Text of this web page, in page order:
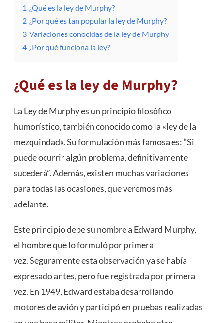
1 ¿Qué es la ley de Murphy?
2 ¿Por qué es tan popular la ley de Murphy?
3 Variaciones conocidas de la ley de Murphy
4 ¿Por qué funciona la ley?
¿Qué es la ley de Murphy?
La Ley de Murphy es un principio filosófico
humorístico, también conocido como la «ley de la
mezquindad». Su formulación más famosa es: “Si
puede ocurrir algún problema, definitivamente
sucederá”. Además, existen muchas variaciones
para todas las ocasiones, que veremos más
adelante.
Este principio debe su nombre a Edward Murphy,
el hombre que lo formuló por primera
vez. Seguramente esta observación ya se había
expresado antes, pero fue registrada por primera
vez. En 1949, Edward estaba desarrollando
motores de avión y participó en pruebas realizadas